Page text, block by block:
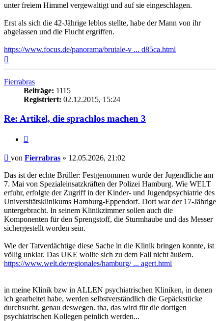
unter freiem Himmel vergewaltigt und auf sie eingeschlagen.
Erst als sich die 42-Jährige leblos stellte, habe der Mann von ihr
abgelassen und die Flucht ergriffen.
https://www.focus.de/panorama/brutale-v ... d85ca.html
Fierrabras
Beiträge: 1115
Registriert: 02.12.2015, 15:24
Re: Artikel, die sprachlos machen 3
Beitrag
von Fierrabras » 12.05.2026, 21:02
Das ist der echte Brüller: Festgenommen wurde der Jugendliche am
7. Mai von Spezialeinsatzkräften der Polizei Hamburg. Wie WELT
erfuhr, erfolgte der Zugriff in der Kinder- und Jugendpsychiatrie des
Universitätsklinikums Hamburg-Eppendorf. Dort war der 17-Jährige
untergebracht. In seinem Klinikzimmer sollen auch die
Komponenten für den Sprengstoff, die Sturmhaube und das Messer
sichergestellt worden sein.
Wie der Tatverdächtige diese Sache in die Klinik bringen konnte, ist
völlig unklar. Das UKE wollte sich zu dem Fall nicht äußern.
https://www.welt.de/regionales/hamburg/ ... agert.html
in meine Klinik bzw in ALLEN psychiatrischen Kliniken, in denen
ich gearbeitet habe, werden selbstverständlich die Gepäckstücke
durchsucht. genau deswegen. tha, das wird für die dortigen
psychiatrischen Kollegen peinlich werden...